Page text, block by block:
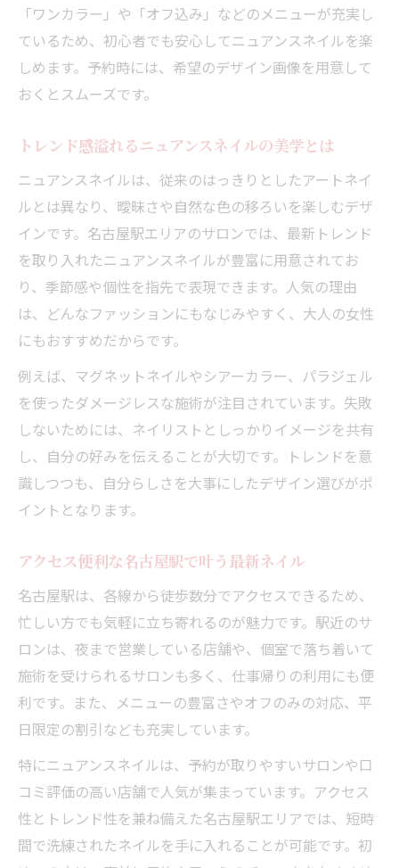
指先に馴染む最新のニュアンスネイル体験
ナチュラルに映える最新ニュアンスネイル
体験
名古屋駅で楽しむ指先を彩るニュアンスネ
ける
日常に馴染むニュアンスネイルの選び方と
体験
ニュアンスネイルで叶う自然な美しさを実
ニュアンスネイルに迷った時の選び方ガイド
名古屋駅で自分に合うニュアンスネイルの
選び方
ニュアンスネイルのデザイン選び徹底ガイ
ド
方
自分らしいニュアンスネイルを名古屋駅で
探す
さりげないおしゃれを楽しむネイルの魅力
ニュアンスネイルで叶えるさりげないおし
ゃれ
名古屋駅のニュアンスネイルで日常が華や
ぐ理由
控えめなニュアンスネイルが人気の秘密
ナチュラル派にもおすすめなニュアンスネ
イル
「ワンカラー」や「オフ込み」などのメニューが充実し
ているため、初心者でも安心してニュアンスネイルを楽
しめます。予約時には、希望のデザイン画像を用意して
おくとスムーズです。
トレンド感溢れるニュアンスネイルの美学とは
ニュアンスネイルは、従来のはっきりとしたアートネイ
ルとは異なり、曖昧さや自然な色の移ろいを楽しむデザ
インです。名古屋駅エリアのサロンでは、最新トレンド
を取り入れたニュアンスネイルが豊富に用意されてお
り、季節感や個性を指先で表現できます。人気の理由
は、どんなファッションにもなじみやすく、大人の女性
にもおすすめだからです。
例えば、マグネットネイルやシアーカラー、パラジェル
を使ったダメージレスな施術が注目されています。失敗
しないためには、ネイリストとしっかりイメージを共有
し、自分の好みを伝えることが大切です。トレンドを意
識しつつも、自分らしさを大事にしたデザイン選びがポ
イントとなります。
アクセス便利な名古屋駅で叶う最新ネイル
名古屋駅は、各線から徒歩数分でアクセスできるため、
忙しい方でも気軽に立ち寄れるのが魅力です。駅近のサ
ロンは、夜まで営業している店舗や、個室で落ち着いて
施術を受けられるサロンも多く、仕事帰りの利用にも便
利です。また、メニューの豊富さやオフのみの対応、平
日限定の割引なども充実しています。
特にニュアンスネイルは、予約が取りやすいサロンや口
コミ評価の高い店舗で人気が集まっています。アクセス
性とトレンド性を兼ね備えた名古屋駅エリアでは、短時
間で洗練されたネイルを手に入れることが可能です。初